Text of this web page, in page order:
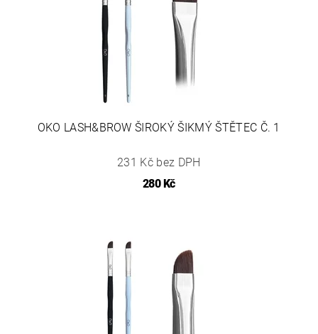
OKO LASH&BROW ŠIROKÝ ŠIKMÝ ŠTĚTEC Č. 1
231 Kč bez DPH
280 Kč